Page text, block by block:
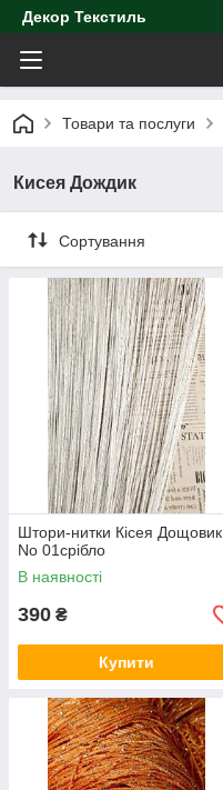
Декор Текстиль
Товари та послуги
Кисея Дождик
Сортування
Штори-нитки Кісея Дощовик
No 01срібло
В наявності
390 ₴
Купити